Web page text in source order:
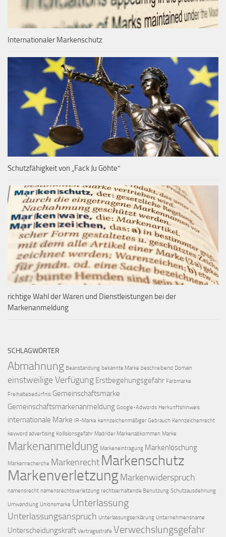
Internationaler Markenschutz
Schutzfähigkeit von „Fack Ju Göhte“
richtige Wahl der Waren und Dienstleistungen bei der
Markenanmeldung
SCHLAGWÖRTER
Abmahnung Beanstandung bekannte Marke beschreibend Domain
einstweilige Verfügung Erstbegehungsgefahr Farbmarke
Freihaltebedürfnis Gemeinschaftsmarke
Gemeinschaftsmarkenanmeldung Google-Adwords Herkunftshinweis
internationale Marke IR-Marke kennzeichenmäßiger Gebrauch Kennzeichenrecht
keyword advertising Kollisionsgefahr Madrider Markenabkommen Marke
Markenanmeldung Markeneintragung Markenlöschung
Markenrecherche Markenrecht Markenschutz
MarkenverletzungMarkenwiderspruch
namensrecht namensrechtsverletzung rechtserhaltende Benutzung Schutzausdehnung
Umwandlung Unionsmarke Unterlassung
Unterlassungsanspruch Unterlassungserklärung Unternehmensname
Unterscheidungskraft Vertragsstrafe Verwechslungsgefahr